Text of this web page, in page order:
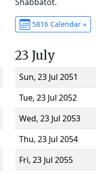
5816 Calendar »
23 July
Sun, 23 Jul 2051
Tue, 23 Jul 2052
Wed, 23 Jul 2053
Thu, 23 Jul 2054
Fri, 23 Jul 2055